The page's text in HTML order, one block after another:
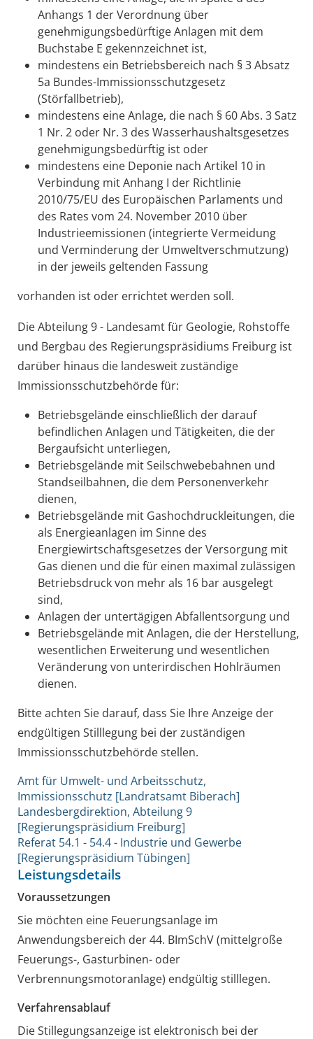
Anhangs 1 der Verordnung über
genehmigungsbedürftige Anlagen mit dem
Buchstabe E gekennzeichnet ist,
mindestens ein Betriebsbereich nach § 3 Absatz
5a Bundes-Immissionsschutzgesetz
(Störfallbetrieb),
mindestens eine Anlage, die nach § 60 Abs. 3 Satz
1 Nr. 2 oder Nr. 3 des Wasserhaushaltsgesetzes
genehmigungsbedürftig ist oder
mindestens eine Deponie nach Artikel 10 in
Verbindung mit Anhang I der Richtlinie
2010/75/EU des Europäischen Parlaments und
des Rates vom 24. November 2010 über
Industrieemissionen (integrierte Vermeidung
und Verminderung der Umweltverschmutzung)
in der jeweils geltenden Fassung
vorhanden ist oder errichtet werden soll.
Die Abteilung 9 - Landesamt für Geologie, Rohstoffe
und Bergbau des Regierungspräsidiums Freiburg ist
darüber hinaus die landesweit zuständige
Immissionsschutzbehörde für:
Betriebsgelände einschließlich der darauf
befindlichen Anlagen und Tätigkeiten, die der
Bergaufsicht unterliegen,
Betriebsgelände mit Seilschwebebahnen und
Standseilbahnen, die dem Personenverkehr
dienen,
Betriebsgelände mit Gashochdruckleitungen, die
als Energieanlagen im Sinne des
Energiewirtschaftsgesetzes der Versorgung mit
Gas dienen und die für einen maximal zulässigen
Betriebsdruck von mehr als 16 bar ausgelegt
sind,
Anlagen der untertägigen Abfallentsorgung und
Betriebsgelände mit Anlagen, die der Herstellung,
wesentlichen Erweiterung und wesentlichen
Veränderung von unterirdischen Hohlräumen
dienen.
Bitte achten Sie darauf, dass Sie IhreAnzeige der
endgültigen Stilllegung bei der zuständigen
Immissionsschutzbehörde stellen.
Amt für Umwelt- und Arbeitsschutz,
Immissionsschutz [Landratsamt Biberach]
Landesbergdirektion, Abteilung 9
[Regierungspräsidium Freiburg]
Referat 54.1 - 54.4 - Industrie und Gewerbe
[Regierungspräsidium Tübingen]
Leistungsdetails
Voraussetzungen
Sie möchten eine Feuerungsanlage im
Anwendungsbereich der 44. BImSchV (mittelgroße
Feuerungs-, Gasturbinen- oder
Verbrennungsmotoranlage) endgültig stilllegen.
Verfahrensablauf
Die Stillegungsanzeige ist elektronisch bei der